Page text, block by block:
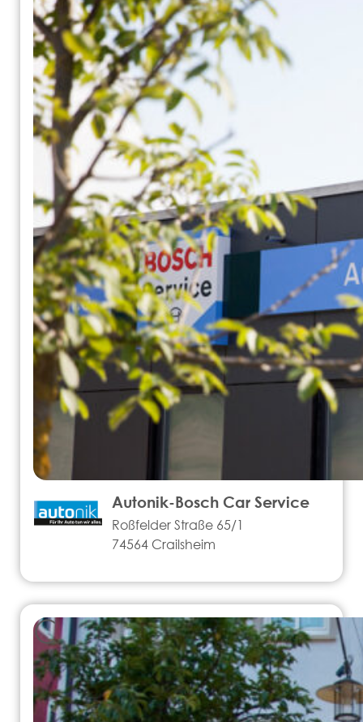
Autonik-Bosch Car Service
Roßfelder Straße 65/1
74564 Crailsheim